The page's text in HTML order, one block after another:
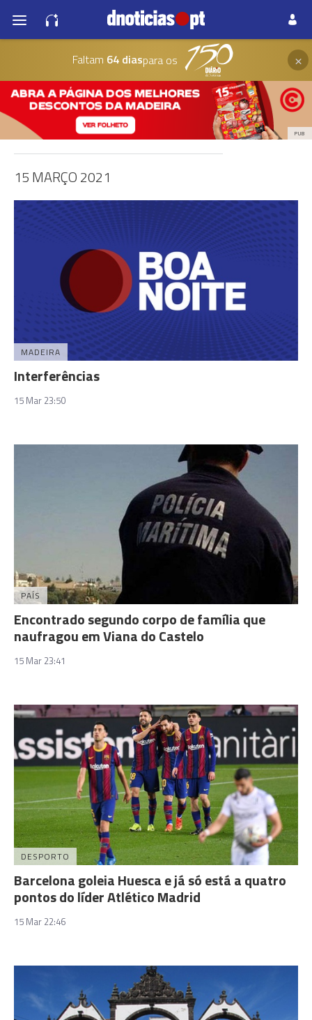
Faltam 64 diaspara os ×
PUB
15 MARÇO 2021
MADEIRA
Interferências
15 Mar 23:50
PAÍS
Encontrado segundo corpo de família que
naufragou em Viana do Castelo
15 Mar 23:41
DESPORTO
Barcelona goleia Huesca e já só está a quatro
pontos do líder Atlético Madrid
15 Mar 22:46